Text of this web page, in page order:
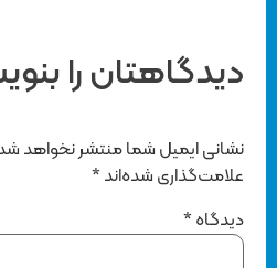
دیدگاهتان را
نشانی ایمیل شما منتشر نخواهد شد.
علامت‌گذاری شده‌اند*
دیدگاه*